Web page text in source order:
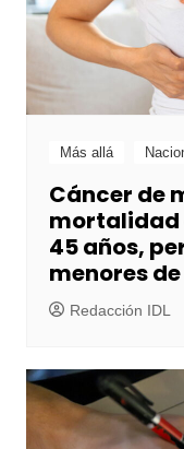
Más allá
Cáncer de
mortalidad
45 años,
menores
Redacción IDL